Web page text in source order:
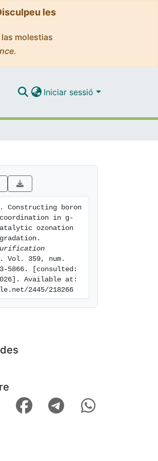
les
molestias
Iniciar sessió
boron
coordination in g-
ozonation
Vol. 359, num.
5866. [consulted:
Available at:
2445/218266